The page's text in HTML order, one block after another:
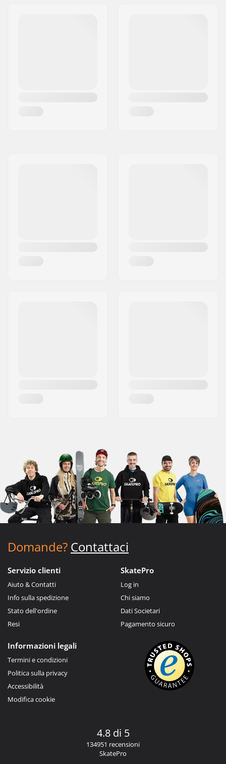
Domande? Contattaci
Servizio clienti
Aiuto & Contatti
Info sulla spedizione
Stato dell'ordine
Resi
SkatePro
Log in
Chi siamo
Dati Societari
Pagamento sicuro
Informazioni legali
Termini e condizioni
Politica sulla privacy
Accessibilità
Modifica cookie
4.8 di 5
134951 recensioni
SkatePro